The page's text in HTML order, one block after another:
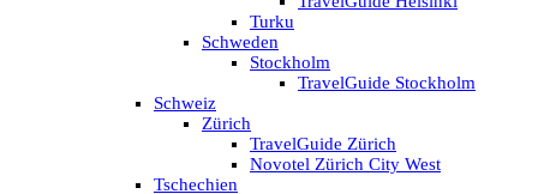
Turku
Schweden
Stockholm
TravelGuide Stockholm
Schweiz
Zürich
TravelGuide Zürich
Novotel Zürich City West
Tschechien